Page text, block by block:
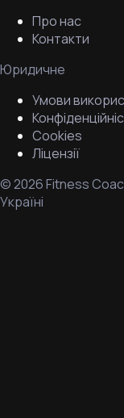
Про нас
Контакти
Юридичне
Умови
Cookies
Ліцензії
©2026Fitness
Україні